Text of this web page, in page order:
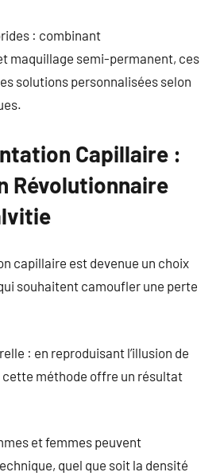
: combinant
maquillage semi-permanent, ces
solutions personnalisées selon
Capillaire :
Révolutionnaire
capillaire est devenue un choix
souhaitent camoufler une perte
: en reproduisant l’illusion de
méthode offre un résultat
et femmes peuvent
quel que soit la densité